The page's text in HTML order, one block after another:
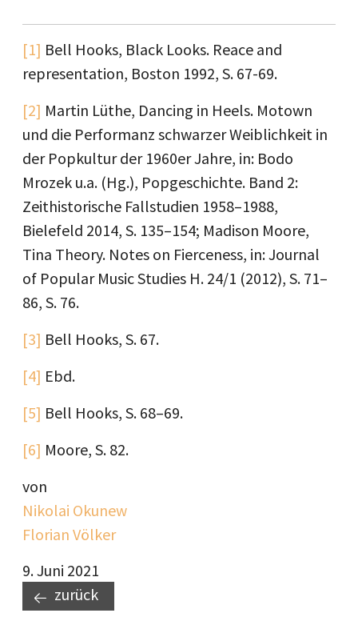
[1] Bell Hooks, Black Looks. Reace and
representation, Boston 1992, S. 67-69.
[2] Martin Lüthe, Dancing in Heels. Motown
und die Performanz schwarzer Weiblichkeit in
der Popkultur der 1960er Jahre, in: Bodo
Mrozek u.a. (Hg.), Popgeschichte. Band 2:
Zeithistorische Fallstudien 1958–1988,
Bielefeld 2014, S. 135–154; Madison Moore,
Tina Theory. Notes on Fierceness, in: Journal
of Popular Music Studies H. 24/1 (2012), S. 71–
86, S. 76.
[3] Bell Hooks, S. 67.
[4] Ebd.
[5] Bell Hooks, S. 68–69.
[6] Moore, S. 82.
von
Nikolai Okunew
Florian Völker
9. Juni 2021
zurück